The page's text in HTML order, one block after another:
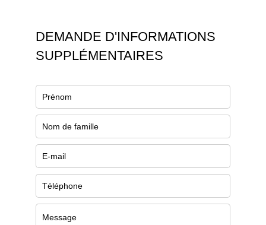
DEMANDE D'INFORMATIONS
SUPPLÉMENTAIRES